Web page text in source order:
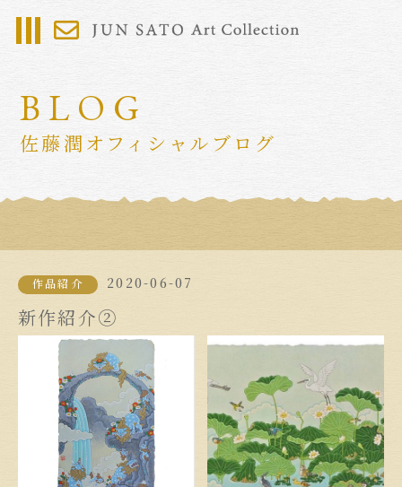
BLOG
佐藤潤オフィシャルブログ
作品紹介 2020-06-07
新作紹介②